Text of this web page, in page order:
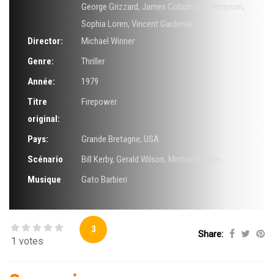
George Grizzard, James Coburn O.J. Simpson,
Sophia Loren, Vincent Gardenia
Director:
Michael Winner
Genre:
Thriller
Année:
1979
Titre
original:
Firepower
Pays:
Grande Bretagne, USA
Scénario
Bill Kerby, Gerald Wilson, Michael Winner
Musique
Gato Barbieri
1 votes
3 Share: